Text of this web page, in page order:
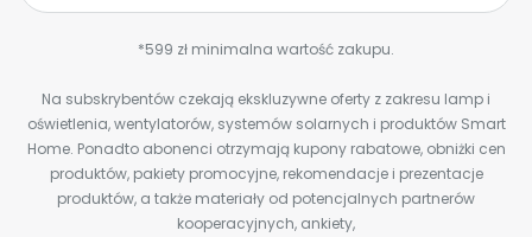
*599 zł minimalna wartość zakupu.
Na subskrybentów czekają ekskluzywne oferty z zakresu lamp i
oświetlenia, wentylatorów, systemów solarnych i produktów Smart
Home. Ponadto abonenci otrzymają kupony rabatowe, obniżki cen
produktów, pakiety promocyjne, rekomendacje i prezentacje
produktów, a także materiały od potencjalnych partnerów
kooperacyjnych, ankiety,